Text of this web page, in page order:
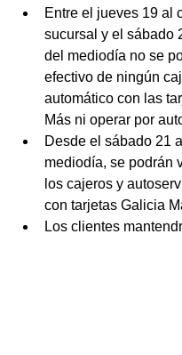
Entre el jueves 19 al
sucursal y el sábado
del mediodía no se
efectivo de ningún
automático con las
Más ni operar por
Desde el sábado 21
mediodía, se podrán
los cajeros y
con tarjetas Galicia
Los clientes